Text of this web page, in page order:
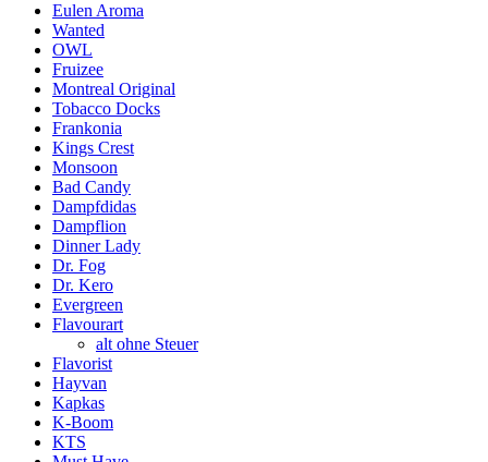
Eulen Aroma
Wanted
OWL
Fruizee
Montreal Original
Tobacco Docks
Frankonia
Kings Crest
Monsoon
Bad Candy
Dampfdidas
Dampflion
Dinner Lady
Dr. Fog
Dr. Kero
Evergreen
Flavourart
alt ohne Steuer
Flavorist
Hayvan
Kapkas
K-Boom
KTS